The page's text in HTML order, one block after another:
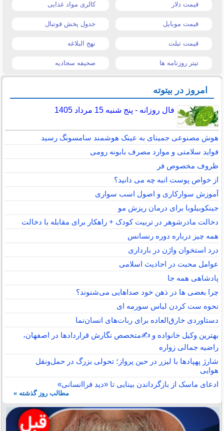
قیمت دلار کالری مواد غذایی
قیمت موبایل جدول پخش فوتبال
قیمت تبلت نهج البلاغه
تیتر روزنامه ها صحیفه سجادیه
امروز در بیتوته
فال روزانه - پنج شنبه 15 مرداد 1405
هوش مصنوعی جمینای به عینک هوشمند سامسونگ رسید
فواید سلامتی و موارد مصرف بابونه رومی
ظروف مخصوص فر
از خواص پوست انبه چه می دانید؟
آموزش سوارکاری و اصول اسب سواری
جینکوبیلوبا برای درمان ریزش مو
دخالت مادرشوهر در تربیت کودک + راهکار برای مقابله با دخالت
همه چیز درباره دوره رنسانس
درد استخوان واژن در بارداری
عوامل محبت در احادیث اسلامى
پادشاهی همه جا
چرا بعضی ها در ذهن خود صداهایی می‌شنوند؟
نحوه ست کردن لباس سورمه ای
دستاوردی خارق‌العاده برای ربات‌های انسان‌نما
بهترین وکیل خانواده و ✍️متخصص نگارش قراردادها در اصفهان،
راضیه جمالی زواره
شارژ پهپادها با لیزر در حین پرواز؛ تحولی بزرگ در حمل‌ونقل
هوایی
ادعای ماسک از بازگرداندن بینایی تا «دید فراانسانی»
مطالب روز گذشته »